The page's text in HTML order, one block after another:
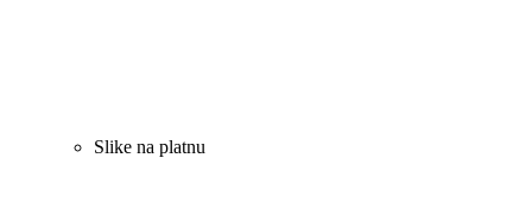
Slike na platnu